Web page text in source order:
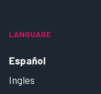
LANGUAGE
Español
Ingles